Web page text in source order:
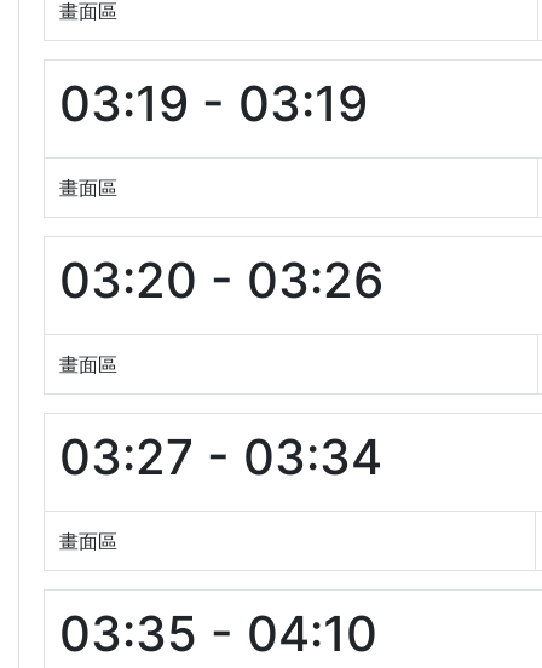
畫面區
03:19 - 03:19
畫面區
03:20 - 03:26
畫面區
03:27 - 03:34
畫面區
03:35 - 04:10